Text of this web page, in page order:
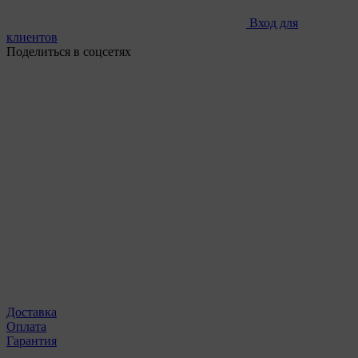
Вход для
клиентов
Поделиться в соцсетях
Доставка
Оплата
Гарантия